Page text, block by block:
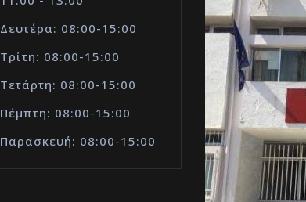
Δευτέρα: 08:00-15:00
Τρίτη: 08:00-15:00
Τετάρτη: 08:00-15:00
Πέμπτη: 08:00-15:00
Παρασκευή: 08:00-15:00